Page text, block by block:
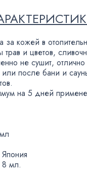
за кожей в
и цветов,
не сушит,
после бани и
на 5 дней
Япония
8 мл.